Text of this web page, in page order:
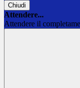
Chiudi
Attendere...
Attendere il